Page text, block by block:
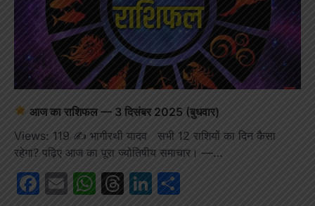
आज का राशिफल — 3 दिसंबर 2025 (बुधवार)
Views: 119 ✍️ भागीरथी यादव सभी 12 राशियों का दिन कैसा
रहेगा? पढ़िए आज का पूरा ज्योतिषीय समाचार। —…
Facebook
EmailWhatsApp
Threads
LinkedIn